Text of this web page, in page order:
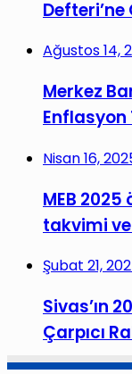
Defteri’ne
Ağustos 14,
Merkez
Enflasyon
Nisan 16,
MEB
takvimi ve
Şubat 21,
Sivas’ın
Çarpıcı